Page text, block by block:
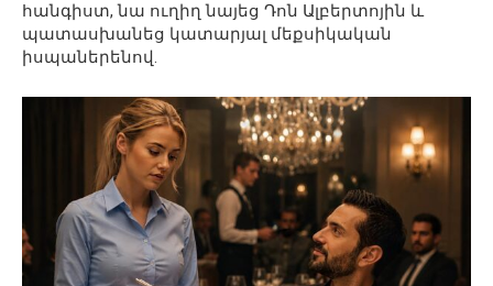
հանգիստ, նա ուղիղ նայեց Դոն Ալբերտոյին և
պատասխանեց կատարյալ մեքսիկական
իսպաներենով.